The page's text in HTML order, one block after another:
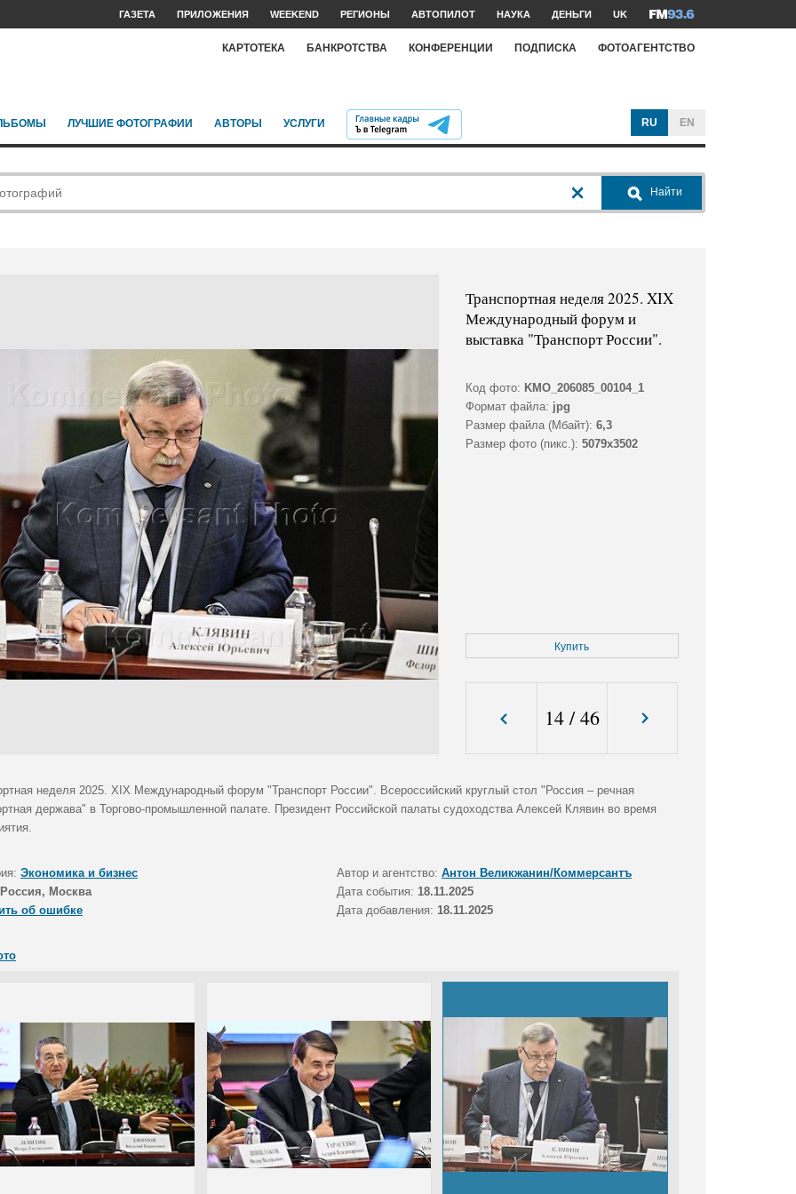
ГАЗЕТА ПРИЛОЖЕНИЯ WEEKEND РЕГИОНЫ АВТОПИЛОТ НАУКА ДЕНЬГИ UK
КАРТОТЕКА БАНКРОТСТВА КОНФЕРЕНЦИИ ПОДПИСКА ФОТОАГЕНТСТВО
ЛУЧШИЕ ФОТОГРАФИИ АВТОРЫ УСЛУГИ RU EN
Найти
Транспортная неделя 2025. XIX
Международный форум и
выставка "Транспорт России".
Код фото: KMO_206085_00104_1
Формат файла: jpg
Размер файла (Мбайт): 6,3
Размер фото (пикс.): 5079x3502
Купить
14/46
неделя 2025. XIX Международный форум "Транспорт России". Всероссийский круглый стол "Россия – речная
держава" в Торгово-промышленной палате. Президент Российской палаты судоходства Алексей Клявин во время
Экономика и бизнес Автор и агентство: Антон Великжанин/Коммерсантъ
Россия, Москва Дата события: 18.11.2025
об ошибке
Дата добавления: 18.11.2025